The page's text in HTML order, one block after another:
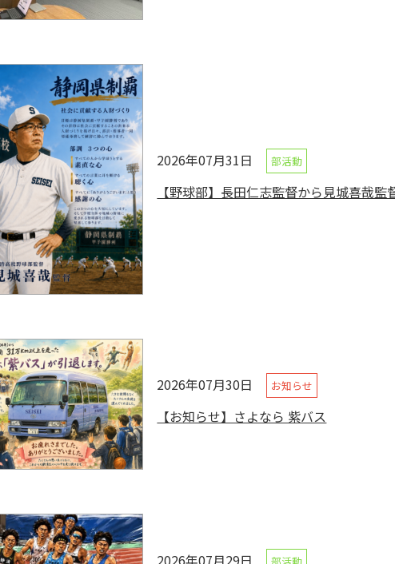
2026年07月31日 部活動
【野球部】長田仁志監督から見城喜哉監
2026年07月30日 お知らせ
【お知らせ】さよなら 紫バス
2026年07月29日